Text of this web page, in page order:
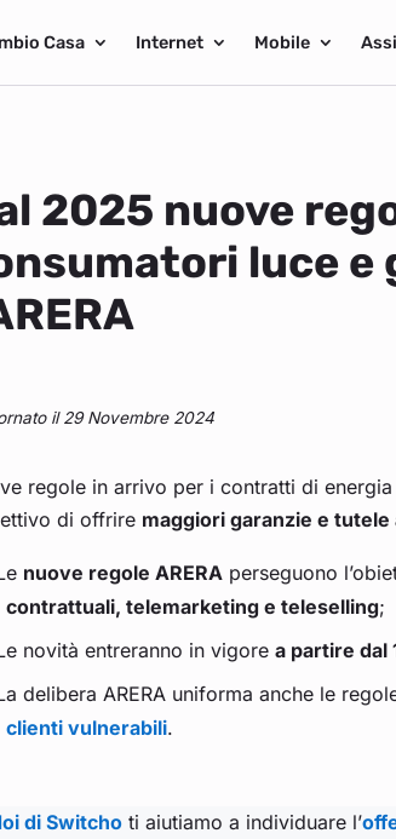
Casa Internet Mobile
2025 nuove
luce e
il 29 Novembre 2024
regole in arrivo per i contratti di energia
di offrire maggiori garanzie e
nuove regole ARERA perseguono
contrattuali, telemarketing e teleselling;
novità entreranno in vigorea partire dal
delibera ARERA uniforma anche le
clienti vulnerabili.
di Switchoti aiutiamo a individuare l’